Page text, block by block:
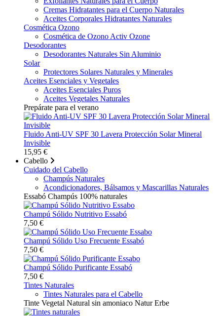
Cremas Hidratantes para el Cuerpo Naturales
Aceites Corporales Hidratantes Naturales
Cosmética Ozono
Cosmética de Ozono Activ Ozone
Desodorantes
Desodorantes Naturales Sin Aluminio
Solar
Protectores Solares Naturales y Minerales
Aceites Esenciales y Vegetales
Aceites Esenciales Puros
Aceites Vegetales Naturales
Prepárate para el verano
Fluido Anti-UV SPF 30 Lavera Protección Solar Mineral
Invisible
15,95 €
Cabello
Cuidado del Cabello
Champús Naturales
Acondicionadores, Bálsamos y Mascarillas Naturales
Essabó Champús 100% naturales
Champú Sólido Nutritivo Essabó
7,50 €
Champú Sólido Uso Frecuente Essabó
7,50 €
Champú Sólido Purificante Essabó
7,50 €
Tintes Naturales
Tintes Naturales para el Cabello
Tinte Vegetal Natural sin amoniaco Natur Erbe